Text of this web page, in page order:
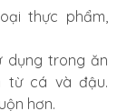
thực phẩm,
dụng trong ăn
từ cá và đậu.
hơn.